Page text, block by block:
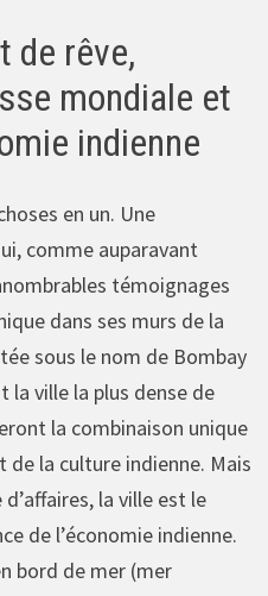
de rêve,
mondiale et
indienne
en un. Une
comme auparavant
témoignages
dans ses murs de la
sous le nom de Bombay
la ville la plus dense de
la combinaison unique
la culture indienne. Mais
la ville est le
de l’économie indienne.
bord de mer (mer